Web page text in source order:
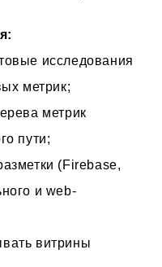
исследования
метрик;
метрик
пути;
(Firebase,
и web-
витрины